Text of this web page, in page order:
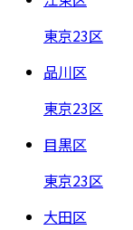
東京23区
品川区
東京23区
目黒区
東京23区
大田区